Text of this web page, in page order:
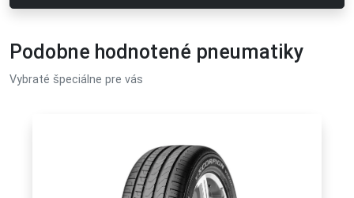
Podobne hodnotené pneumatiky
Vybraté špeciálne pre vás